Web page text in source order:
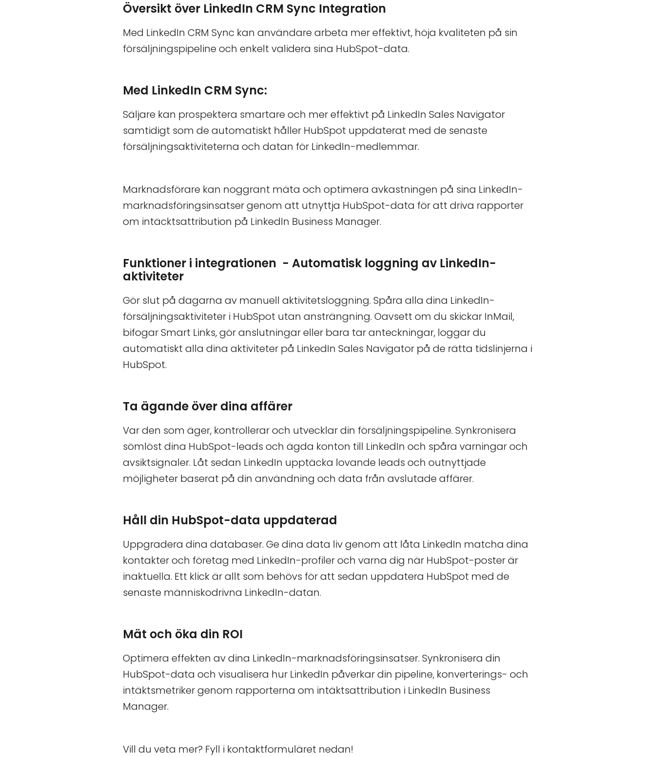
Översikt över LinkedIn CRM Sync Integration
Med LinkedIn CRM Sync kan användare arbeta mer effektivt, höja kvaliteten på sin
försäljningspipeline och enkelt validera sina HubSpot-data.
Med LinkedIn CRM Sync:
Säljare kan prospektera smartare och mer effektivt på LinkedIn Sales Navigator
samtidigt som de automatiskt håller HubSpot uppdaterat med de senaste
försäljningsaktiviteterna och datan för LinkedIn-medlemmar.
Marknadsförare kan noggrant mäta och optimera avkastningen på sina LinkedIn-
marknadsföringsinsatser genom att utnyttja HubSpot-data för att driva rapporter
om intäcktsattribution på LinkedIn Business Manager.
Funktioner i integrationen - Automatisk loggning av LinkedIn-
aktiviteter
Gör slut på dagarna av manuell aktivitetsloggning. Spåra alla dina LinkedIn-
försäljningsaktiviteter i HubSpot utan ansträngning. Oavsett om du skickar InMail,
bifogar Smart Links, gör anslutningar eller bara tar anteckningar, loggar du
automatiskt alla dina aktiviteter på LinkedIn Sales Navigator på de rätta tidslinjerna i
HubSpot.
Ta ägande över dina affärer
Var den som äger, kontrollerar och utvecklar din försäljningspipeline. Synkronisera
sömlöst dina HubSpot-leads och ägda konton till LinkedIn och spåra varningar och
avsiktsignaler. Låt sedan LinkedIn upptäcka lovande leads och outnyttjade
möjligheter baserat på din användning och data från avslutade affärer.
Håll din HubSpot-data uppdaterad
Uppgradera dina databaser. Ge dina data liv genom att låta LinkedIn matcha dina
kontakter och företag med LinkedIn-profiler och varna dig när HubSpot-poster är
inaktuella. Ett klick är allt som behövs för att sedan uppdatera HubSpot med de
senaste människodrivna LinkedIn-datan.
Mät och öka din ROI
Optimera effekten av dina LinkedIn-marknadsföringsinsatser. Synkronisera din
HubSpot-data och visualisera hur LinkedIn påverkar din pipeline, konverterings- och
intäktsmetriker genom rapporterna om intäktsattribution i LinkedIn Business
Manager.
Vill du veta mer? Fyll i kontaktformuläret nedan!